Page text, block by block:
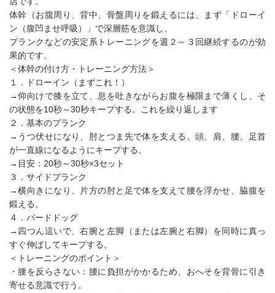
体幹（お腹周り、背中、骨盤周りを鍛えるには、まず「ドローイ
ン（腹凹ませ呼吸）」で深層筋を意識し、
プランクなどの安定系トレーニングを週２～３回継続するのが効
果的です。
＜体幹の付け方・トレーニング方法＞
１．ドローイン（まずこれ！）
→仰向けで膝を立て、息を吐きながらお腹を極限まで薄くし、そ
の状態を10秒～30秒キープする。これを繰り返します
２．基本のプランク
→うつ伏せになり、肘とつま先で体を支える。頭、肩、腰、足首
が一直線になるようにキープする。
→目安：20秒～30秒×3セット
３．サイドプランク
→横向きになり、片方の肘と足で体を支えて腰を浮かせ、脇腹を
鍛える。
４．バードドッグ
→四つん這いで、右腕と左脚（または左腕と右脚）を同時に真っ
すぐ伸ばしてキープする。
＜トレーニングのポイント＞
・腰を反らさない：腰に負担がかかるため、おへそを背骨に引き
寄せる意識で行う。